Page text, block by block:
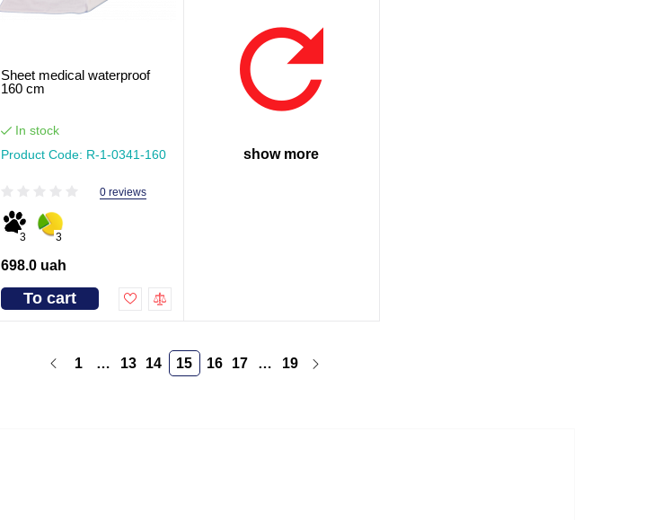
Sheet medical waterproof
160 cm
In stock
Product Code: R-1-0341-160
0 reviews
3 3
698.0 uah
To cart
show more
1 … 13 14 15 16 17 … 19